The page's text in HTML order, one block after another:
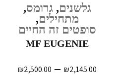
גלשנים, גרומס,
מתחילים,
סופטים זה החיים
MF EUGENIE
₪2,145.00
–
₪2,500.00